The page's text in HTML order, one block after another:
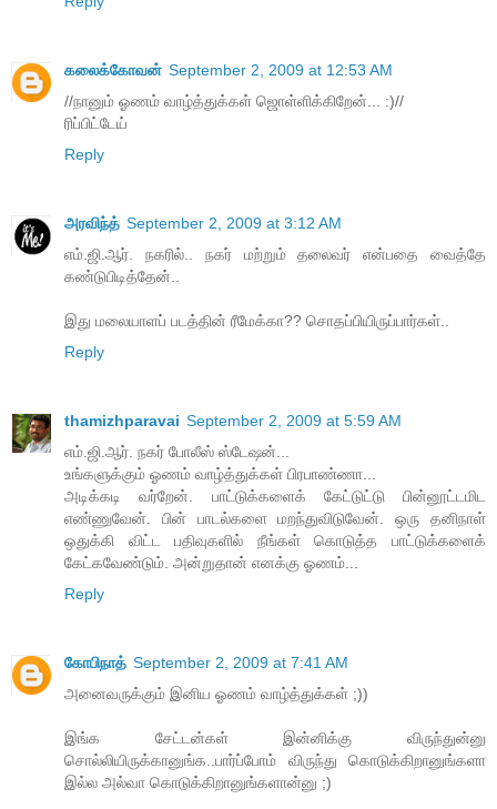
கலைக்கோவன் September 2, 2009 at 12:53 AM
//நானும் ஓணம் வாழ்த்துக்கள் ஜொள்ளிக்கிறேன்... :)//
ரிப்பிட்டேய்
Reply
அரவிந்த் September 2, 2009 at 3:12 AM
எம்.ஜி.ஆர். நகரில்.. நகர் மற்றும் தலைவர் என்பதை வைத்தே
கண்டுபிடித்தேன்..
இது மலையாளப் படத்தின் ரீமேக்கா?? சொதப்பியிருப்பார்கள்..
Reply
thamizhparavai September 2, 2009 at 5:59 AM
எம்.ஜி.ஆர். நகர் போலீஸ் ஸ்டேஷன்...
உங்களுக்கும் ஓணம் வாழ்த்துக்கள் பிரபாண்ணா...
அடிக்கடி வர்றேன். பாட்டுக்களைக் கேட்டுட்டு பின்னூட்டமிட
எண்ணுவேன். பின் பாடல்களை மறந்துவிடுவேன். ஒரு தனிநாள்
ஒதுக்கி விட்ட பதிவுகளில் நீங்கள் கொடுத்த பாட்டுக்களைக்
கேட்கவேண்டும். அன்றுதான் எனக்கு ஓணம்...
Reply
கோபிநாத் September 2, 2009 at 7:41 AM
அனைவருக்கும் இனிய ஓணம் வாழ்த்துக்கள் ;))
இங்க சேட்டன்கள் இன்னிக்கு விருந்துன்னு
சொல்லியிருக்கானுங்க..பார்ப்போம் விருந்து கொடுக்கிறானுங்களா
இல்ல அல்வா கொடுக்கிறானுங்களான்னு ;)